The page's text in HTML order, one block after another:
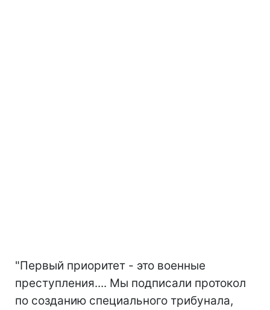
"Первый приоритет - это военные
преступления.... Мы подписали протокол
по созданию специального трибунала,